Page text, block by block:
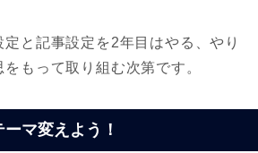
と記事設定を2年目はやる、やり
もって取り組む次第です。
マ変えよう！